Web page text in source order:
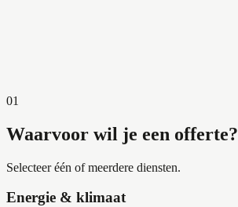
4,9
01
Waarvoor wil je een offerte?
Selecteer één of meerdere diensten.
Energie & klimaat